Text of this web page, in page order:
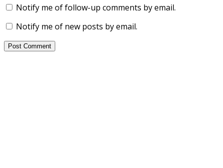
Notify me of follow-up comments by email.
Notify me of new posts by email.